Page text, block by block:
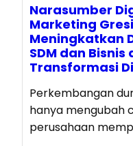
Narasumber
Marketing
Meningkatkan
SDM dan Bisnis
Transformasi
Perkembangan
hanya mengubah
perusahaan